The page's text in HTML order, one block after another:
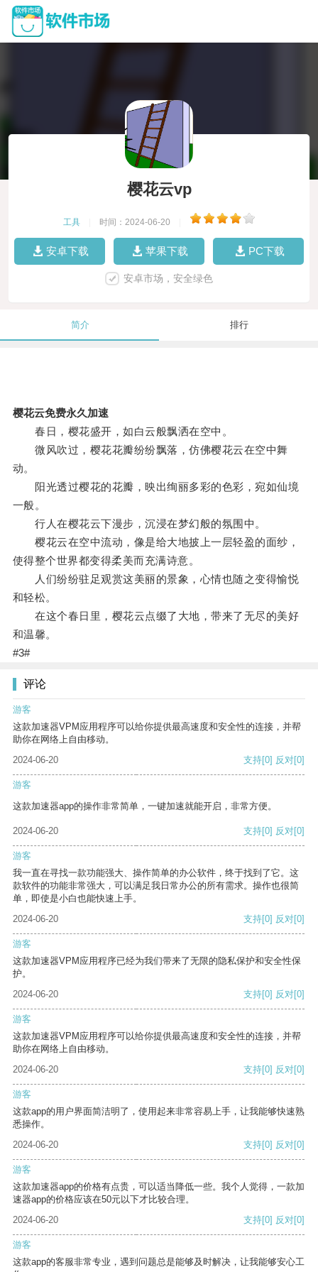
樱花云vp
工具 时间：2024-06-20
安卓下载 苹果下载 PC下载
安卓市场，安全绿色
简介 排行
樱花云免费永久加速
春日，樱花盛开，如白云般飘洒在空中。
微风吹过，樱花花瓣纷纷飘落，仿佛樱花云在空中舞
动。
阳光透过樱花的花瓣，映出绚丽多彩的色彩，宛如仙境
一般。
行人在樱花云下漫步，沉浸在梦幻般的氛围中。
樱花云在空中流动，像是给大地披上一层轻盈的面纱，
使得整个世界都变得柔美而充满诗意。
人们纷纷驻足观赏这美丽的景象，心情也随之变得愉悦
和轻松。
在这个春日里，樱花云点缀了大地，带来了无尽的美好
和温馨。
#3#
评论
游客
这款加速器VPM应用程序可以给你提供最高速度和安全性的连接，并帮
助你在网络上自由移动。
2024-06-20
支持[0] 反对[0]
游客
这款加速器app的操作非常简单，一键加速就能开启，非常方便。
2024-06-20 支持[0] 反对[0]
游客
我一直在寻找一款功能强大、操作简单的办公软件，终于找到了它。这
款软件的功能非常强大，可以满足我日常办公的所有需求。操作也很简
单，即使是小白也能快速上手。
2024-06-20
支持[0] 反对[0]
游客
这款加速器VPM应用程序已经为我们带来了无限的隐私保护和安全性保
护。
2024-06-20
支持[0] 反对[0]
游客
这款加速器VPM应用程序可以给你提供最高速度和安全性的连接，并帮
助你在网络上自由移动。
2024-06-20
支持[0] 反对[0]
游客
这款app的用户界面简洁明了，使用起来非常容易上手，让我能够快速熟
悉操作。
2024-06-20
支持[0] 反对[0]
游客
这款加速器app的价格有点贵，可以适当降低一些。我个人觉得，一款加
速器app的价格应该在50元以下才比较合理。
2024-06-20
支持[0] 反对[0]
游客
这款app的客服非常专业，遇到问题总是能够及时解决，让我能够安心工